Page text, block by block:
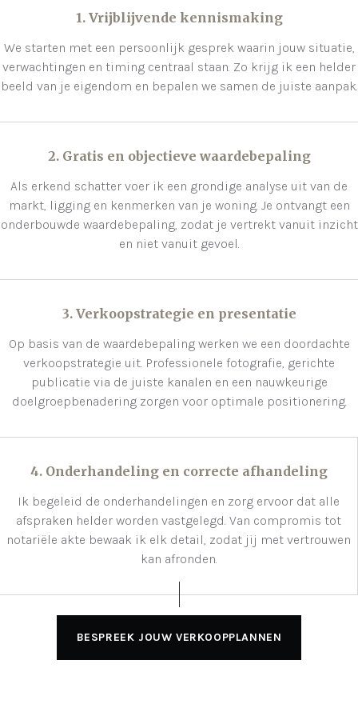
1. Vrijblijvende kennismaking
We starten met een persoonlijk gesprek waarin jouw situatie,
verwachtingen en timing centraal staan. Zo krijg ik een helder
beeld van je eigendom en bepalen we samen de juiste aanpak.
2. Gratis en objectieve waardebepaling
Als erkend schatter voer ik een grondige analyse uit van de
markt, ligging en kenmerken van je woning. Je ontvangt een
onderbouwde waardebepaling, zodat je vertrekt vanuit inzicht
en niet vanuit gevoel.
3. Verkoopstrategie en presentatie
Op basis van de waardebepaling werken we een doordachte
verkoopstrategie uit. Professionele fotografie, gerichte
publicatie via de juiste kanalen en een nauwkeurige
doelgroepbenadering zorgen voor optimale positionering.
4. Onderhandeling en correcte afhandeling
Ik begeleid de onderhandelingen en zorg ervoor dat alle
afspraken helder worden vastgelegd. Van compromis tot
notariële akte bewaak ik elk detail, zodat jij met vertrouwen
kan afronden.
BESPREEK JOUW VERKOOPPLANNEN